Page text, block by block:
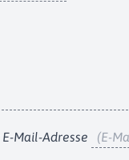
E-Mail-Adresse